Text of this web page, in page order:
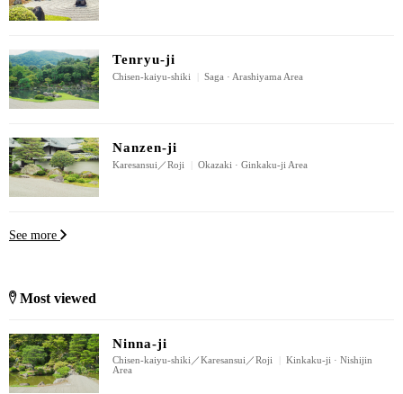
Tenryu-ji
Chisen-kaiyu-shiki Saga · Arashiyama Area
Nanzen-ji
Karesansui／Roji Okazaki · Ginkaku-ji Area
See more
Most viewed
Ninna-ji
Chisen-kaiyu-shiki／Karesansui／Roji
Kinkaku-ji · Nishijin
Area